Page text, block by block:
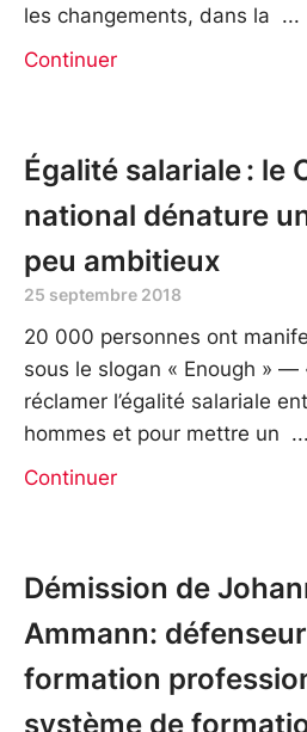
les changements, dans la
Continuer
Égalité salariale : le
national dénature
peu ambitieux
25 septembre 2018
20 000 personnes ont
sous le slogan « Enough » —
réclamer l’égalité salariale
hommes et pour mettre un
Continuer
Démission de
Ammann:
formation
système de